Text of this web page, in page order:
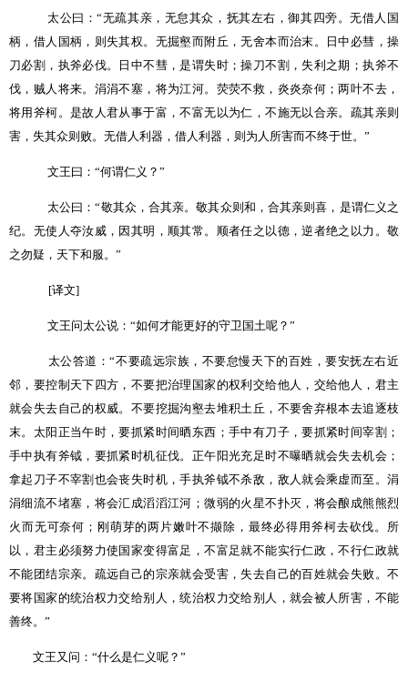
太公曰：“无疏其亲，无怠其众，抚其左右，御其四旁。无借人国
柄，借人国柄，则失其权。无掘壑而附丘，无舍本而治末。日中必彗，操
刀必割，执斧必伐。日中不彗，是谓失时；操刀不割，失利之期；执斧不
伐，贼人将来。涓涓不塞，将为江河。荧荧不救，炎炎奈何；两叶不去，
将用斧柯。是故人君从事于富，不富无以为仁，不施无以合亲。疏其亲则
害，失其众则败。无借人利器，借人利器，则为人所害而不终于世。 ”
文王曰： “何谓仁义？ ”
太公曰：“敬其众，合其亲。敬其众则和，合其亲则喜，是谓仁义之
纪。无使人夺汝威，因其明，顺其常。顺者任之以德，逆者绝之以力。敬
之勿疑，天下和服。 ”
[译文]
文王问太公说： “如何才能更好的守卫国土呢？ ”
太公答道：“不要疏远宗族，不要怠慢天下的百姓，要安抚左右近
邻，要控制天下四方，不要把治理国家的权利交给他人，交给他人，君主
就会失去自己的权威。不要挖掘沟壑去堆积土丘，不要舍弃根本去追逐枝
末。太阳正当午时，要抓紧时间晒东西；手中有刀子，要抓紧时间宰割；
手中执有斧钺，要抓紧时机征伐。正午阳光充足时不曝晒就会失去机会；
拿起刀子不宰割也会丧失时机，手执斧钺不杀敌，敌人就会乘虚而至。涓
涓细流不堵塞，将会汇成滔滔江河；微弱的火星不扑灭，将会酿成熊熊烈
火而无可奈何；刚萌芽的两片嫩叶不撷除，最终必得用斧柯去砍伐。所
以，君主必须努力使国家变得富足，不富足就不能实行仁政，不行仁政就
不能团结宗亲。疏远自己的宗亲就会受害，失去自己的百姓就会失败。不
要将国家的统治权力交给别人，统治权力交给别人，就会被人所害，不能
善终。 ”
文王又问： “什么是仁义呢？ ”